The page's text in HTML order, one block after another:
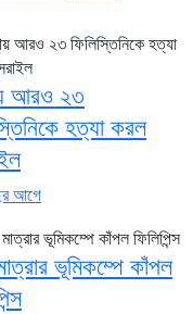
আরও ২৩
হত্যা করল
আগে
ভূমিকম্পে কাঁপল